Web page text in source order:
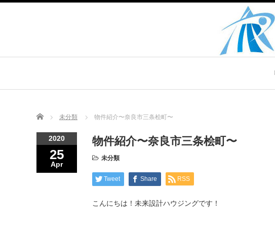
Home 未分類 物件紹介〜奈良市三条桧町〜
2020
25
Apr
物件紹介〜奈良市三条桧町〜
未分類
Tweet Share RSS
こんにちは！未来設計ハウジングです！